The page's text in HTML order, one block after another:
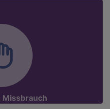
Missbrauch